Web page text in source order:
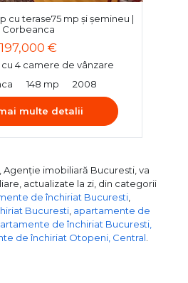
cu terase75 mp și șemineu |
Corbeanca
197,000 €
4 camere de vânzare
148 mp 2008
multe detalii
Agenție imobiliară Bucuresti, va
actualizate la zi, din categorii
de închiriat Bucuresti,
Bucuresti, apartamente de
de închiriat Bucuresti,
de închiriat Otopeni, Central